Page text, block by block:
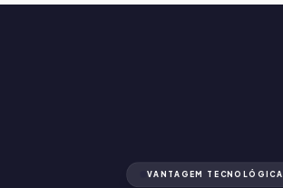
VANTAGEM TECNOLÓGICA